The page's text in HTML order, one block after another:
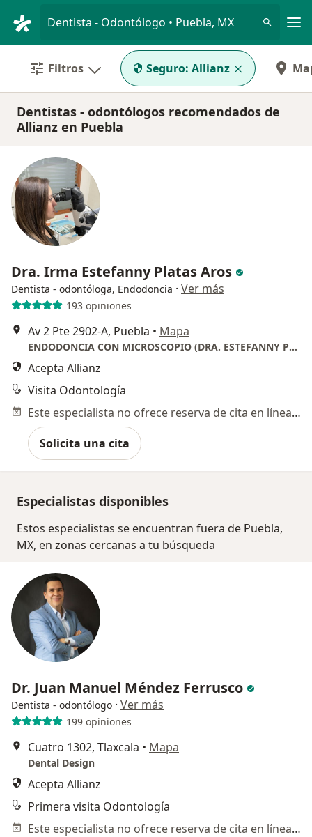
Dentista - Odontólogo • Puebla, MX
Filtros Seguro: Allianz
Dentistas - odontólogos recomendados de
Allianz en Puebla
Dra. Irma Estefanny Platas Aros
Dentista - odontóloga, Endodoncia · Ver más
193 opiniones
Av 2 Pte 2902-A, Puebla • Mapa
ENDODONCIA CON MICROSCOPIO (DRA. ESTEFANNY PLATAS)
Acepta Allianz
Visita Odontología
Este especialista no ofrece reserva de cita en línea en esta dirección.
Solicita una cita
Especialistas disponibles
Estos especialistas se encuentran fuera de Puebla,
MX, en zonas cercanas a tu búsqueda
Dr. Juan Manuel Méndez Ferrusco
Dentista - odontólogo · Ver más
199 opiniones
Cuatro 1302, Tlaxcala • Mapa
Dental Design
Acepta Allianz
Primera visita Odontología
Este especialista no ofrece reserva de cita en línea en esta dirección.